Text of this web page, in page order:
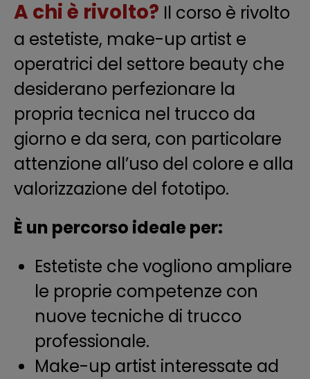
A chi è rivolto? Il corso è rivolto
a estetiste, make-up artist e
operatrici del settore beauty che
desiderano perfezionare la
propria tecnica nel trucco da
giorno e da sera, con particolare
attenzione all’uso del colore e alla
valorizzazione del fototipo.
È un percorso ideale per:
Estetiste che vogliono ampliare
le proprie competenze con
nuove tecniche di trucco
professionale.
Make-up artist interessate ad